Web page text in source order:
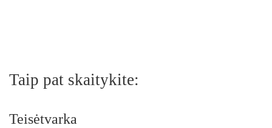
Taip pat skaitykite:
Teisėtvarka